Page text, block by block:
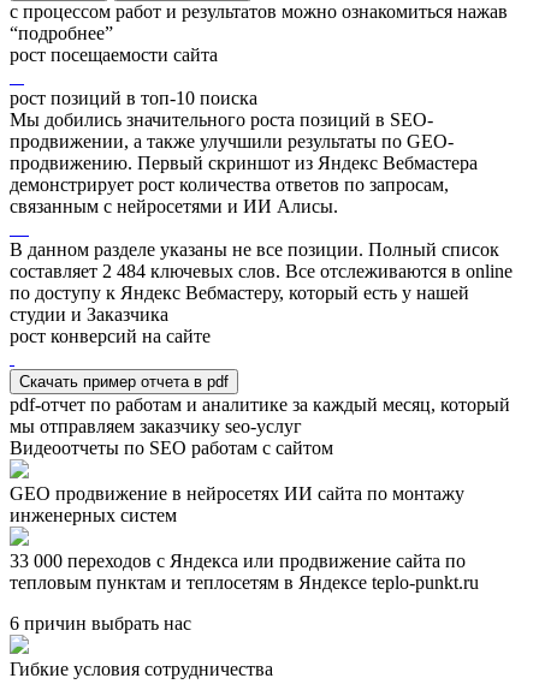
с процессом работ и результатов можно ознакомиться нажав
“подробнее”
рост посещаемости сайта
рост позиций в топ-10 поиска
Мы добились значительного роста позиций в SEO-
продвижении, а также улучшили результаты по GEO-
продвижению. Первый скриншот из Яндекс Вебмастера
демонстрирует рост количества ответов по запросам,
связанным с нейросетями и ИИ Алисы.
В данном разделе указаны не все позиции. Полный список
составляет 2 484 ключевых слов. Все отслеживаются в online
по доступу к Яндекс Вебмастеру, который есть у нашей
студии и Заказчика
рост конверсий на сайте
Скачать пример отчета в pdf
pdf-отчет по работам и аналитике за каждый месяц, который
мы отправляем заказчику seo-услуг
Видеоотчеты по SEO работам с сайтом
GEO продвижение в нейросетях ИИ сайта по монтажу
инженерных систем
33 000 переходов с Яндекса или продвижение сайта по
тепловым пунктам и теплосетям в Яндексе teplo-punkt.ru
6 причин выбрать нас
Гибкие условия сотрудничества